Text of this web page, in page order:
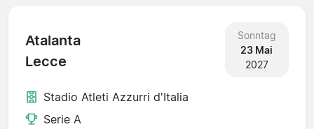
Atalanta
Lecce
Sonntag
23 Mai
2027
Stadio Atleti Azzurri d'Italia
Serie A